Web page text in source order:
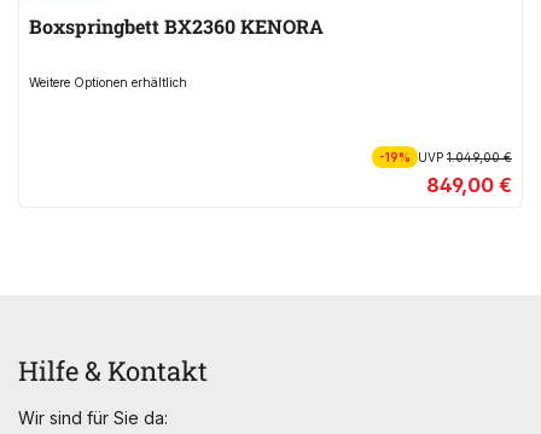
Boxspringbett BX2360 KENORA
Weitere Optionen erhältlich
-19% UVP1.049,00 €
849,00 €
Hilfe & Kontakt
Wir sind für Sie da: